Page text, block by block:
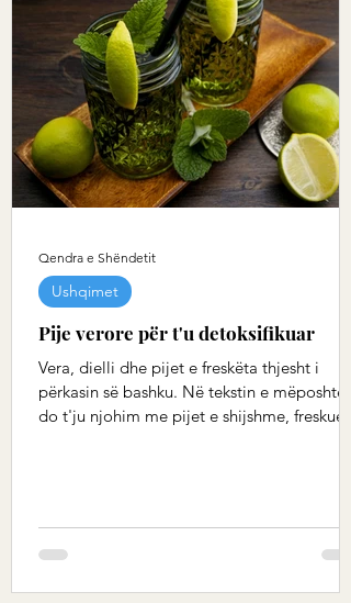
Pije verore për t'u detoksifikuar
Vera, dielli dhe pijet e freskëta thjesht i
përkasin së bashku. Në tekstin e mëposhtëm
do t'ju njohim me pijet e shijshme, freskuese
Ushqimet
Qendra e Shëndetit